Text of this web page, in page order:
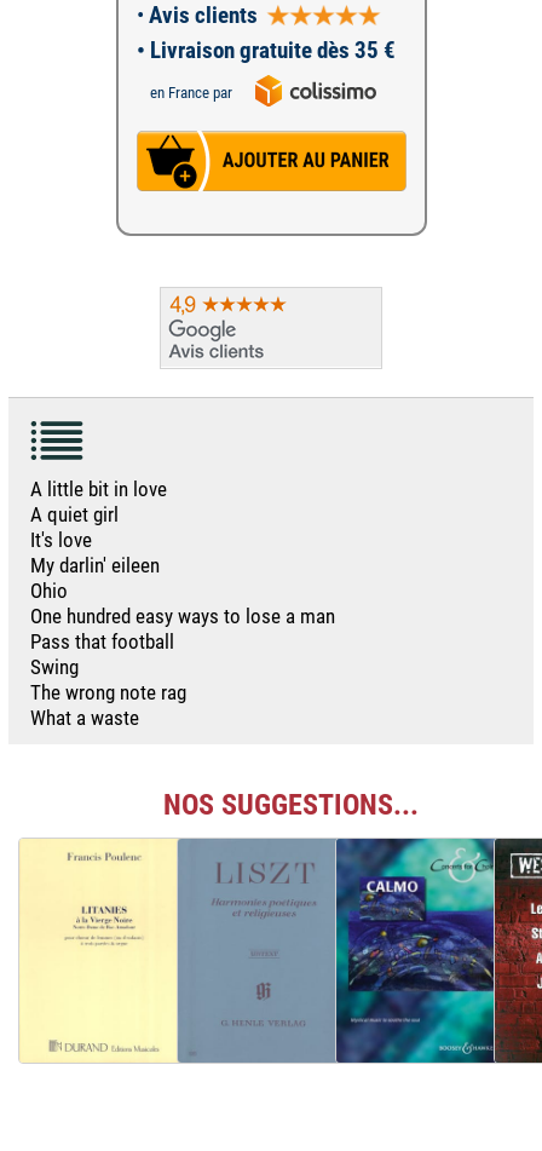
• Avis clients
• Livraison gratuite dès 35 €
en France par
A little bit in love
A quiet girl
It's love
My darlin' eileen
Ohio
One hundred easy ways to lose a man
Pass that football
Swing
The wrong note rag
What a waste
NOS SUGGESTIONS...